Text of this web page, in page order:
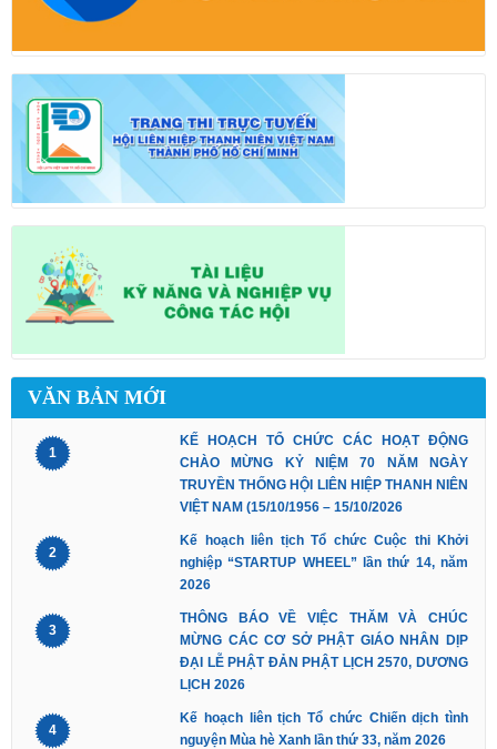
VĂN BẢN MỚI
1
KẾ HOẠCH TỔ CHỨC CÁC HOẠT ĐỘNG
CHÀO MỪNG KỶ NIỆM 70 NĂM NGÀY
TRUYỀN THỐNG HỘI LIÊN HIỆP THANH NIÊN
VIỆT NAM (15/10/1956 – 15/10/2026
2
Kế hoạch liên tịch Tổ chức Cuộc thi Khởi
nghiệp “STARTUP WHEEL” lần thứ 14, năm
2026
3
THÔNG BÁO VỀ VIỆC THĂM VÀ CHÚC
MỪNG CÁC CƠ SỞ PHẬT GIÁO NHÂN DỊP
ĐẠI LỄ PHẬT ĐẢN PHẬT LỊCH 2570, DƯƠNG
LỊCH 2026
4
Kế hoạch liên tịch Tổ chức Chiến dịch tình
nguyện Mùa hè Xanh lần thứ 33, năm 2026